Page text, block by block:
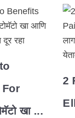
खा ...
2